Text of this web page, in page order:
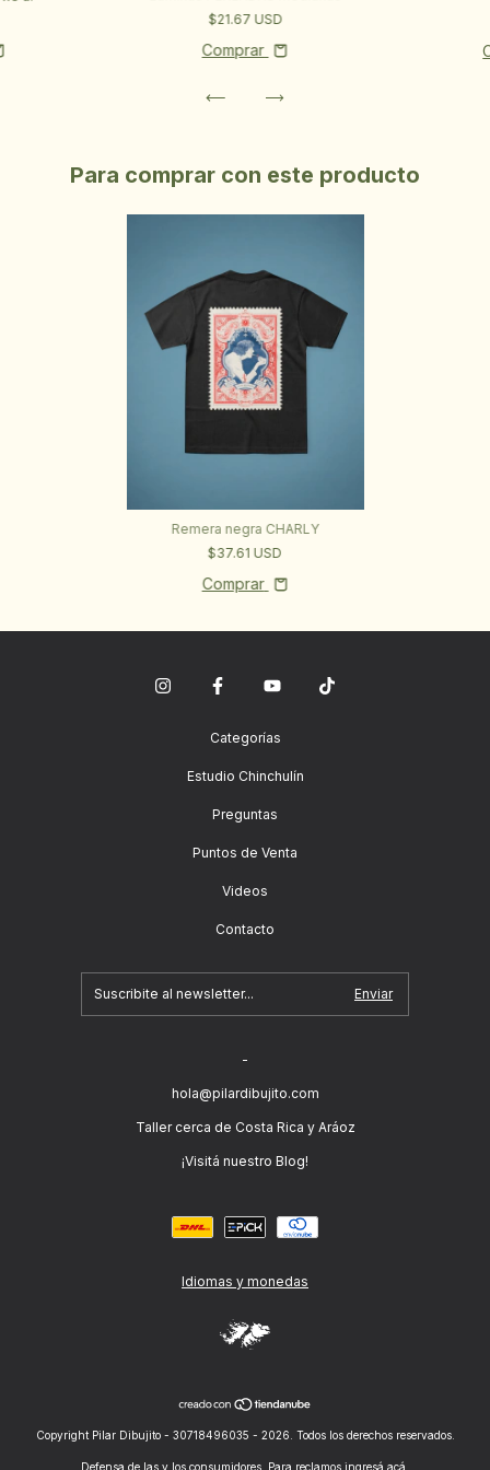
$21.67 USD
Comprar
Para comprar con este producto
Remera negra CHARLY
$37.61 USD
Comprar
Categorías
Estudio Chinchulín
Preguntas
Puntos de Venta
Videos
Contacto
-
hola@pilardibujito.com
Taller cerca de Costa Rica y Aráoz
¡Visitá nuestro Blog!
Idiomas y monedas
Copyright Pilar Dibujito - 30718496035 - 2026. Todos los derechos reservados.
Defensa de las y los consumidores. Para reclamos ingresá acá.